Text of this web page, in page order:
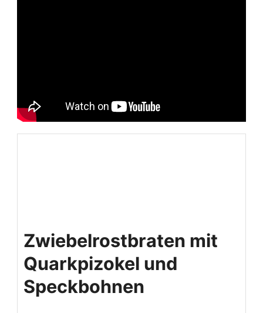
Zwiebelrostbraten mit
Quarkpizokel und
Speckbohnen